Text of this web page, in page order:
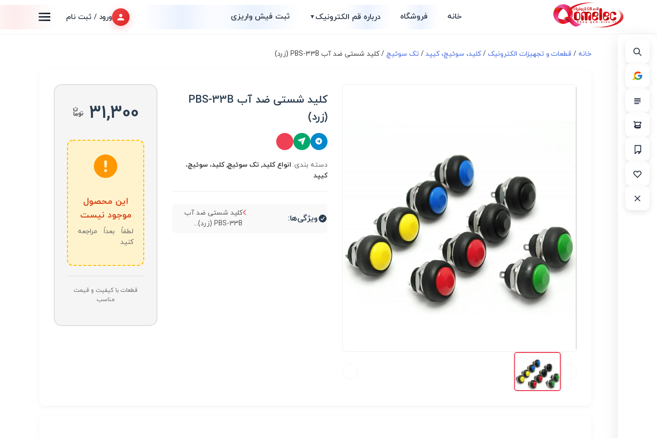
خانه فروشگاه درباره قم الکترونیک▼ ثبت فیش واریزی ورود / ثبت نام
خانه / قطعات و تجهیزات الکترونیک /کلید، سوئیچ، کیپد/تک سوئیچ / کلید شستی ضد آب PBS-33B (زرد)
کلید شستی ضد آب PBS-33B
(زرد)
دسته بندی: انواع کلید, تک سوئیچ, کلید، سوئیچ،
کیپد
ویژگی‌ها:
کلید شستی ضد آب
PBS-33B (زرد)...
31,300
این محصول
موجود نیست
لطفاً بعداً مراجعه
کنید
قطعات با کیفیت و قیمت
مناسب